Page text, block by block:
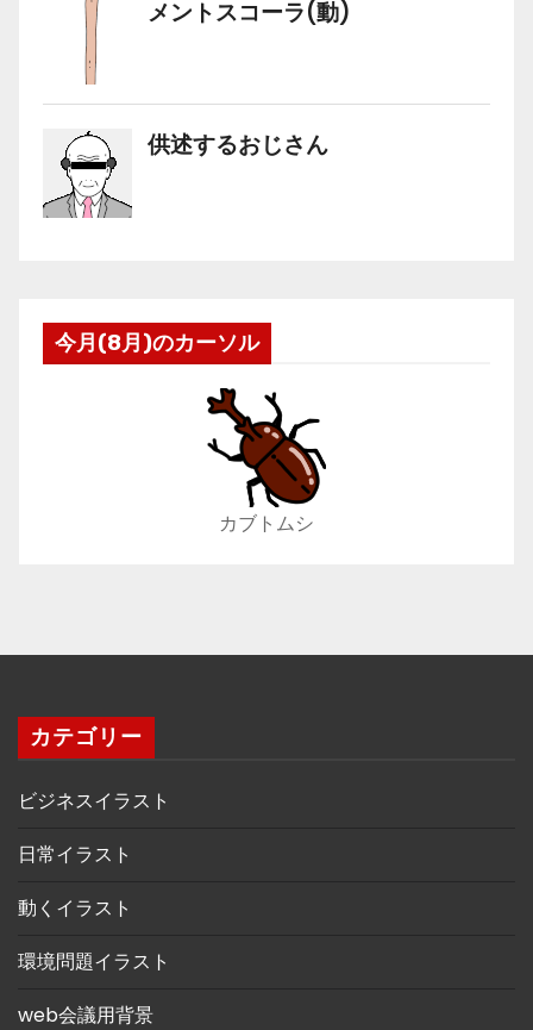
今月(8月)のカーソル
カブトムシ
カテゴリー
ビジネスイラスト
日常イラスト
動くイラスト
環境問題イラスト
web会議用背景